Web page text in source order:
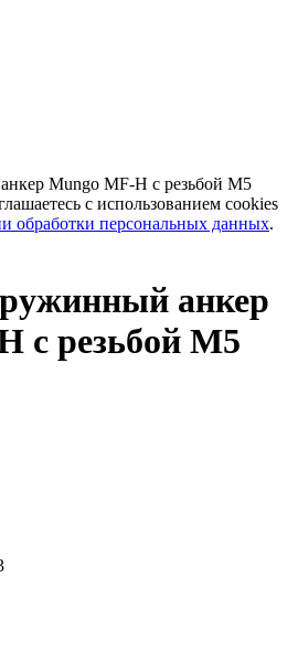
Mungo MF-H с резьбой М5
с использованием cookies
обработки персональных данных.
анкер
с резьбой М5